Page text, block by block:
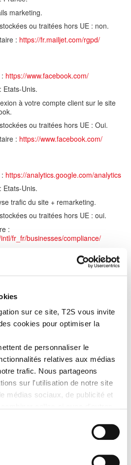
sur ce site, T2S vous invite
cookies pour optimiser la
de personnaliser le
relatives aux médias
trafic. Nous partageons
sur l'utilisation de notre site
médias sociaux, de publicité et
de leurs services.
marketing.
ou traitées hors UE : non.
: https://fr.mailjet.com/rgpd/
https://www.facebook.com/
Etats-Unis.
à votre compte client sur le site
ou traitées hors UE : Oui.
: https://www.facebook.com/
https://analytics.google.com/analytics
Etats-Unis.
trafic du site + remarketing.
ou traitées hors UE : oui.
:
fr_fr/businesses/compliance/
:https://adwords.google.com
Unis
ou traitées hors UE : oui.
:
intl/fr_fr/businesses/compliance
https://mailchimp.com/
Unis.
:
fr/accounts/management/about-the-